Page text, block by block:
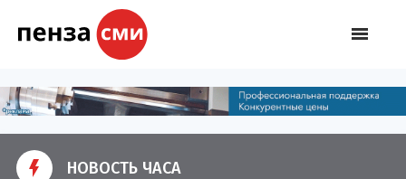
НОВОСТЬ ЧАСА